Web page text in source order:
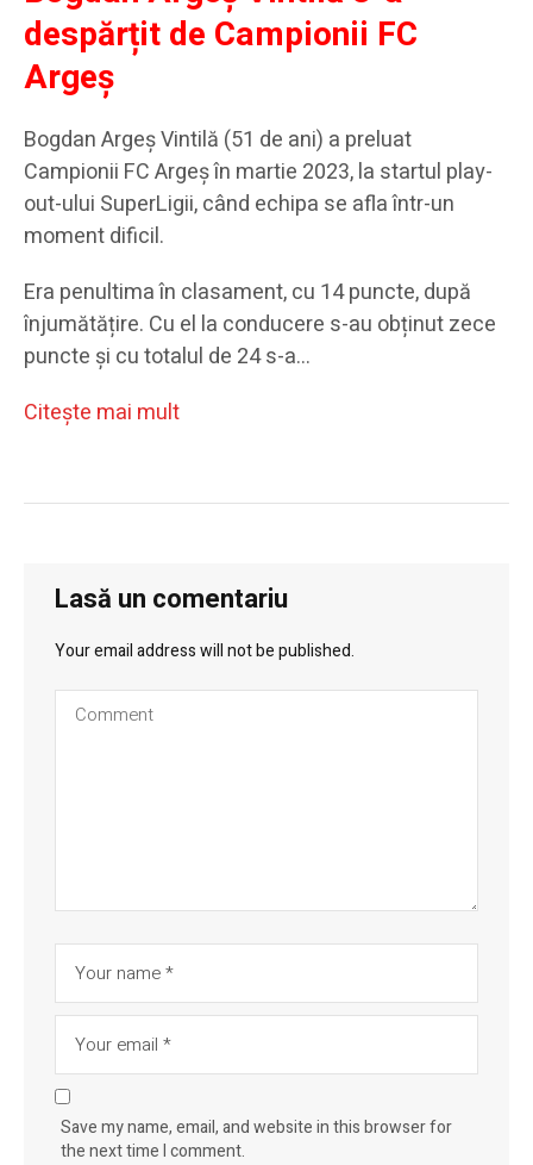
despărțit de Campionii FC
Argeș
Bogdan Argeș Vintilă (51 de ani) a preluat
Campionii FC Argeș în martie 2023, la startul play-
out-ului SuperLigii, când echipa se afla într-un
moment dificil.
Era penultima în clasament, cu 14 puncte, după
înjumătățire. Cu el la conducere s-au obținut zece
puncte și cu totalul de 24 s-a…
Citeşte mai mult
Lasă un comentariu
Your email address will not be published.
Save my name, email, and website in this browser for
the next time I comment.